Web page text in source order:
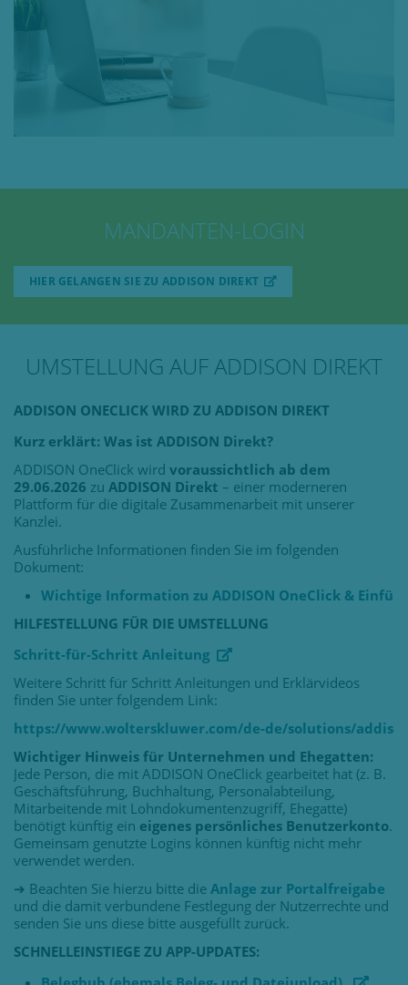
MANDANTEN-LOGIN
HIER GELANGEN SIE ZU ADDISON DIREKT
UMSTELLUNG AUF ADDISON DIREKT
ADDISON ONECLICK WIRD ZU ADDISON DIREKT
Kurz erklärt: Was ist ADDISON Direkt?
ADDISON OneClick wird voraussichtlich ab dem
29.06.2026 zu ADDISON Direkt – einer moderneren
Plattform für die digitale Zusammenarbeit mit unserer
Kanzlei.
Ausführliche Informationen finden Sie im folgenden
Dokument:
Wichtige Information zu ADDISON OneClick &
HILFESTELLUNG FÜR DIE UMSTELLUNG
Schritt-für-Schritt Anleitung
Weitere Schritt für Schritt Anleitungen und Erklärvideos
finden Sie unter folgendem Link:
https://www.wolterskluwer.com/de-de/solutions/
Wichtiger Hinweis für Unternehmen und Ehegatten:
Jede Person, die mit ADDISON OneClick gearbeitet hat (z. B.
Geschäftsführung, Buchhaltung, Personalabteilung,
Mitarbeitende mit Lohndokumentenzugriff, Ehegatte)
benötigt künftig ein eigenes persönliches Benutzerkonto.
Gemeinsam genutzte Logins können künftig nicht mehr
verwendet werden.
➔ Beachten Sie hierzu bitte die Anlage zur Portalfreigabe
und die damit verbundene Festlegung der Nutzerrechte und
senden Sie uns diese bitte ausgefüllt zurück.
SCHNELLEINSTIEGE ZU APP-UPDATES: